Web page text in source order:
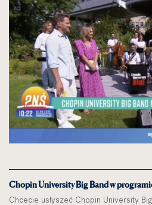
Chopin University Big Band w
Chcecie usłyszeć Chopin University